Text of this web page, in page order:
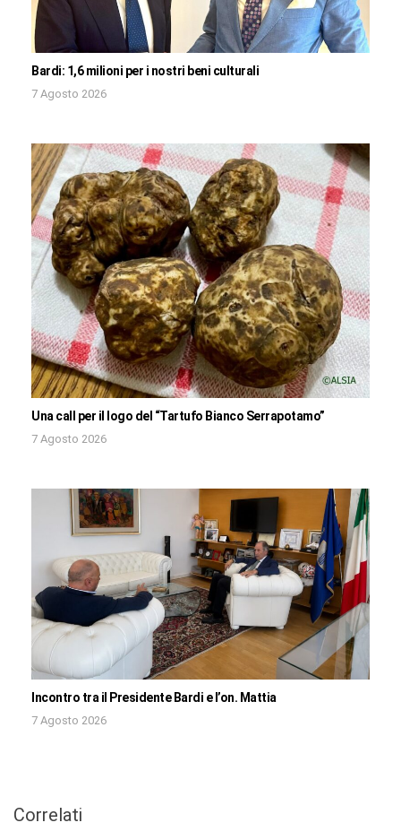
Bardi: 1,6 milioni per i nostri beni culturali
7 Agosto 2026
Una call per il logo del “Tartufo Bianco Serrapotamo”
7 Agosto 2026
Incontro tra il Presidente Bardi e l’on. Mattia
7 Agosto 2026
Correlati